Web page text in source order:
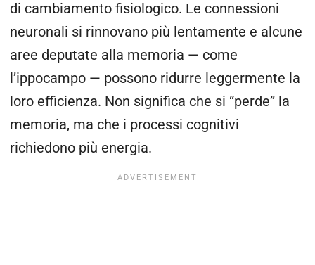
di cambiamento fisiologico. Le connessioni
neuronali si rinnovano più lentamente e alcune
aree deputate alla memoria — come
l’ippocampo — possono ridurre leggermente la
loro efficienza. Non significa che si “perde” la
memoria, ma che i processi cognitivi
richiedono più energia.